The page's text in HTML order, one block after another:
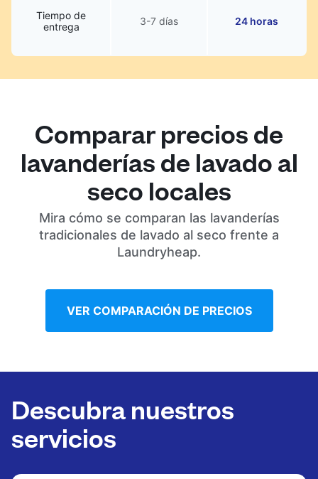
Tiempo de
entrega
3-7 días 24 horas
Comparar precios de
lavanderías de lavado al
seco locales
Mira cómo se comparan las lavanderías
tradicionales de lavado al seco frente a
Laundryheap.
VER COMPARACIÓN DE PRECIOS
Descubra nuestros
servicios